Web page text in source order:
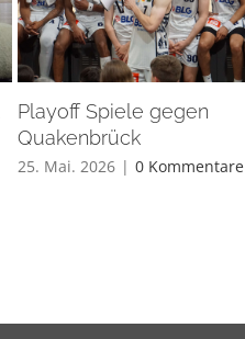
Playoff Spiele gegen
Quakenbrück
25. Mai. 2026 | 0 Kommentare